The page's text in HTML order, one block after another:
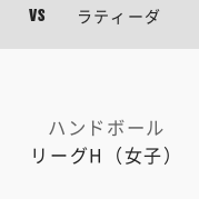
VS ラティーダ
ハンドボール
リーグH（女子）